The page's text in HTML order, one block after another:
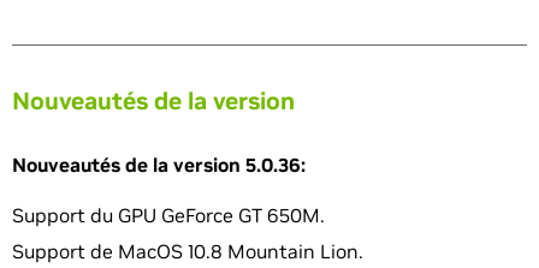
Nouveautés de la version
Nouveautés de la version 5.0.36:
Support du GPU GeForce GT 650M.
Support de MacOS 10.8 Mountain Lion.